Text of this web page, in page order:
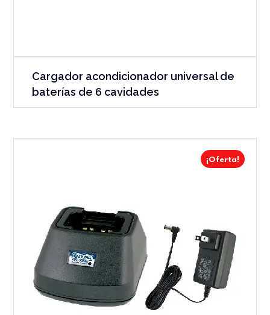
Cargador acondicionador universal de
baterías de 6 cavidades
¡Oferta!